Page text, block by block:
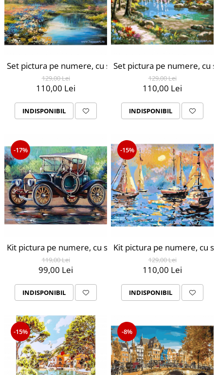
Set pictura pe numere, cu sasiu, Raul Vara, 40x50 cm,
129,00 Lei
110,00 Lei
INDISPONIBIL
Set pictura pe numere, cu
129,00 Lei
110,00 Lei
INDISPONIBIL
-17%
Kit pictura pe numere, cu sasiu, Pierce Arrow, 30X40
119,00 Lei
99,00 Lei
INDISPONIBIL
-15%
Kit pictura pe numere, cu
129,00 Lei
110,00 Lei
INDISPONIBIL
-15% -8%